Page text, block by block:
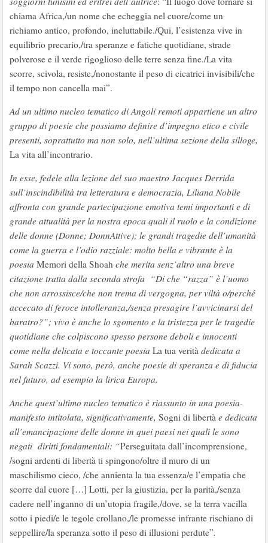
chiama Africa,/un nome che echeggia nel cuore/come un
richiamo antico, profondo, ineluttabile./Qui, l’esistenza vive in
equilibrio precario,/tra speranze e fatiche quotidiane, strade
polverose e il verde rigoglioso delle terre senza fine./La vita
scorre, scivola, resiste,/nonostante il peso di cicatrici invisibili/che
il tempo non cancella mai”.
Ad un ultimo nucleo tematico di Angoli remoti appartiene un altro
gruppo di poesie che possiamo definire d’impegno etico e civile
presenti, soprattutto ma non solo, nell’ultima sezione della silloge,
La vita all’incontrario.
In esse, fedele alla lezione del suo maestro Jacques Derrida
sull’inscindibilità tra letteratura e democrazia, Liliana Nobile
affronta con grande partecipazione emotiva temi importanti e di
grande attualità per la nostra epoca quali il ruolo e la condizione
delle donne (Donne; DonnAttive); le grandi tragedie dell’umanità
come la guerra e l’odio razziale: molto bella e vibrante è la
poesia Memori della Shoah che merita senz’altro una breve
citazione tratta dalla seconda strofa “Di che “razza” è l’uomo
che non arrossisce/che non trema di vergogna, per viltà o/perché
accecato di feroce intolleranza,/senza presagire l’avvicinarsi del
baratro?”; vivo è anche lo sgomento e la tristezza per le tragedie
quotidiane che colpiscono spesso persone deboli e innocenti
come nella delicata e toccante poesia La tua verità dedicata a
Sarah Scazzi. Vi sono, però, anche poesie di speranza e di fiducia
nel futuro, ad esempio la lirica Europa.
Anche quest’ultimo nucleo tematico è riassunto in una poesia-
manifesto intitolata, significativamente, Sogni di libertà e dedicata
all’emancipazione delle donne in quei paesi nei quali le sono
negati diritti fondamentali: “Perseguitata dall’incomprensione,
/sogni ardenti di libertà ti spingono/oltre il muro di un
maschilismo cieco, /che annienta la tua essenza/e l’empatia che
scorre dal cuore […] Lotti, per la giustizia, per la parità,/senza
cadere nell’inganno di un’utopia fragile,/dove, se la terra vacilla
sotto i piedi/e le tegole crollano,/le promesse infrante rischiano di
seppellire/la speranza sotto il peso di illusioni perdute”.